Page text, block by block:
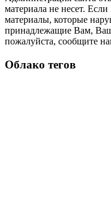
материала не несет.
материалы, которые
принадлежащие Вам,
пожалуйста, сообщите
Облако тегов